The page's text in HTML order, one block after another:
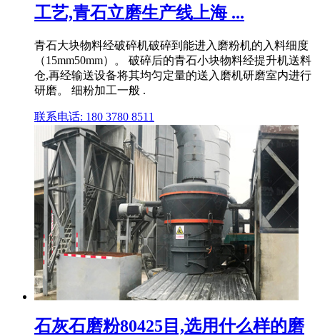
工艺,青石立磨生产线上海 ...
青石大块物料经破碎机破碎到能进入磨粉机的入料细度
（15mm50mm）。 破碎后的青石小块物料经提升机送料
仓,再经输送设备将其均匀定量的送入磨机研磨室内进行
研磨。 细粉加工一般 .
联系电话: 180 3780 8511
石灰石磨粉80425目,选用什么样的磨